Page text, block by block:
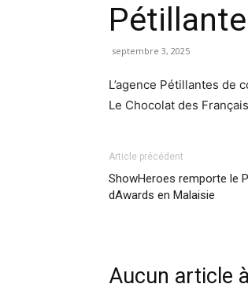
septembre 3, 2025
L’agence Pétillantes de
Le Chocolat des
Article précédent
ShowHeroes remporte le
dAwards en Malaisie
Aucun article